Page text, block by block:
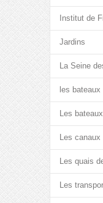
Institut de
Jardins
La Seine
les bateaux
Les
Les canaux
Les quais
Les